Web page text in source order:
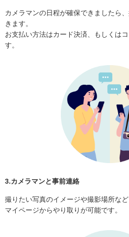
カメラマンの日程が確保できましたら
きます。
お支払い方法はカード決済、もしくは
す。
3.カメラマンと事前連絡
撮りたい写真のイメージや撮影場所など
マイページからやり取りが可能です。